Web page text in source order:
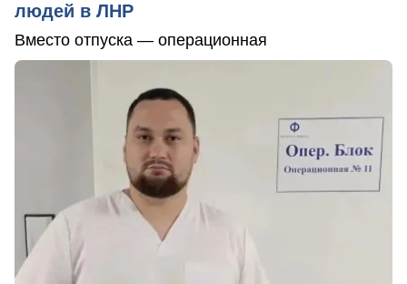
людей в ЛНР
Вместо отпуска — операционная